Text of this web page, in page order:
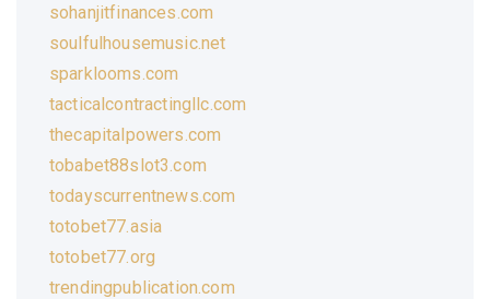
sohanjitfinances.com
soulfulhousemusic.net
sparklooms.com
tacticalcontractingllc.com
thecapitalpowers.com
tobabet88slot3.com
todayscurrentnews.com
totobet77.asia
totobet77.org
trendingpublication.com